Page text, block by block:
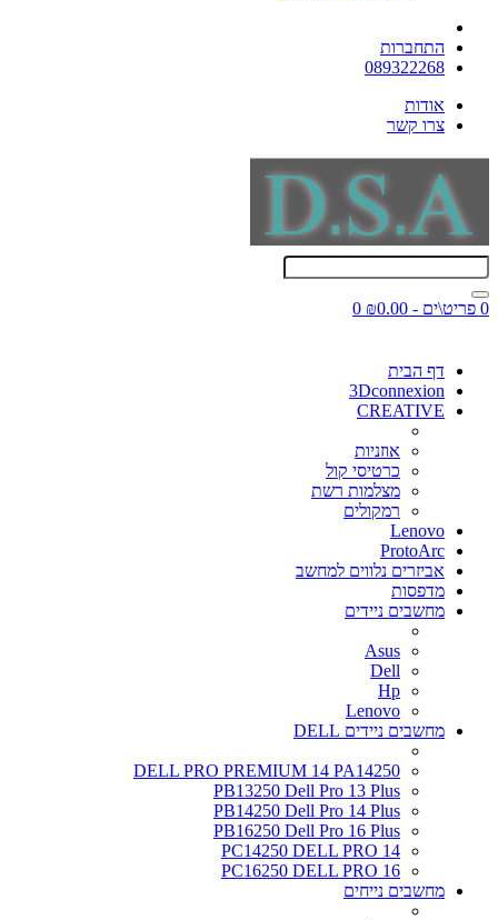
התחברות
089322268
אודות
צרו קשר
0 פריט\ים - ₪0.00 0
דף הבית
3Dconnexion
CREATIVE
אוזניות
כרטיסי קול
מצלמות רשת
רמקולים
Lenovo
ProtoArc
אביזרים נלווים למחשב
מדפסות
מחשבים ניידים
Asus
Dell
Hp
Lenovo
מחשבים ניידים DELL
DELL PRO PREMIUM 14 PA14250
PB13250 Dell Pro 13 Plus
PB14250 Dell Pro 14 Plus
PB16250 Dell Pro 16 Plus
PC14250 DELL PRO 14
PC16250 DELL PRO 16
מחשבים נייחים